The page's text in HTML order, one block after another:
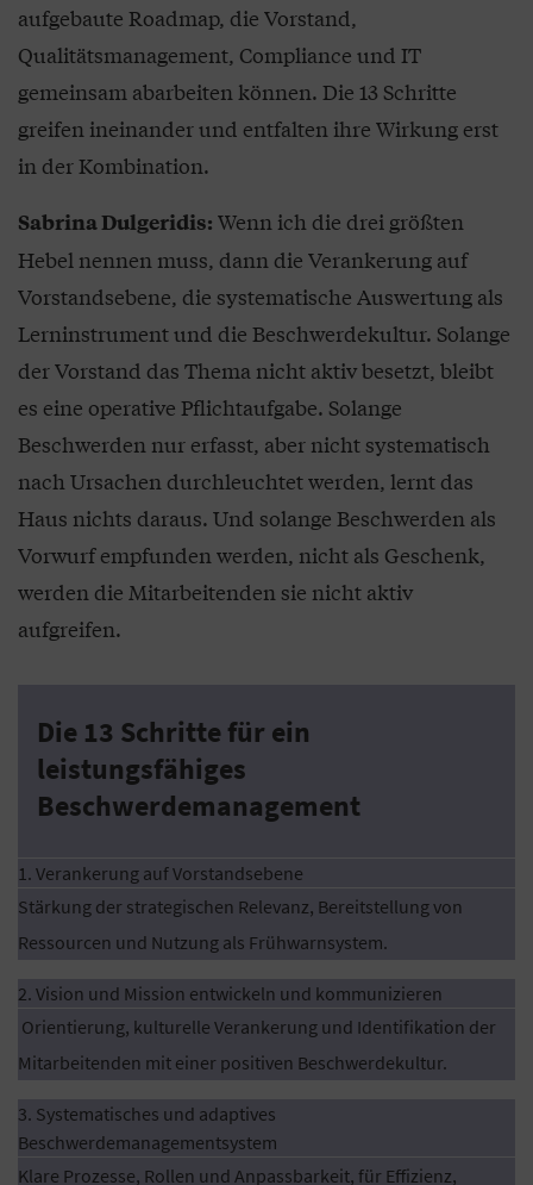
aufgebaute Roadmap, die Vorstand,
Qualitätsmanagement, Compliance und IT
gemeinsam abarbeiten können. Die 13 Schritte
greifen ineinander und entfalten ihre Wirkung erst
in der Kombination.
Sabrina Dulgeridis: Wenn ich die drei größten
Hebel nennen muss, dann die Verankerung auf
Vorstandsebene, die systematische Auswertung als
Lerninstrument und die Beschwerdekultur. Solange
der Vorstand das Thema nicht aktiv besetzt, bleibt
es eine operative Pflichtaufgabe. Solange
Beschwerden nur erfasst, aber nicht systematisch
nach Ursachen durchleuchtet werden, lernt das
Haus nichts daraus. Und solange Beschwerden als
Vorwurf empfunden werden, nicht als Geschenk,
werden die Mitarbeitenden sie nicht aktiv
aufgreifen.
Die 13 Schritte für ein
leistungsfähiges
Beschwerdemanagement
1. Verankerung auf Vorstandsebene
Stärkung der strategischen Relevanz, Bereitstellung von
Ressourcen und Nutzung als Frühwarnsystem.
2. Vision und Mission entwickeln und kommunizieren
Orientierung, kulturelle Verankerung und Identifikation der
Mitarbeitenden mit einer positiven Beschwerdekultur.
3. Systematisches und adaptives
Beschwerdemanagementsystem
Klare Prozesse, Rollen und Anpassbarkeit, für Effizienz,